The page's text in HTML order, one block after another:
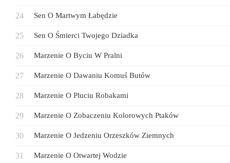
Sen O Martwym Łabędzie
Sen O Śmierci Twojego Dziadka
Marzenie O Byciu W Pralni
Marzenie O Dawaniu Komuś Butów
Marzenie O Pluciu Robakami
Marzenie O Zobaczeniu Kolorowych Ptaków
Marzenie O Jedzeniu Orzeszków Ziemnych
Marzenie O Otwartej Wodzie